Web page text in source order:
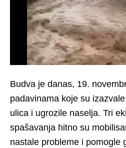
Budva je danas, 19.
padavinama koje su
ulica i ugrozile naselja. Tri
spašavanja hitno su
nastale probleme i pomogle